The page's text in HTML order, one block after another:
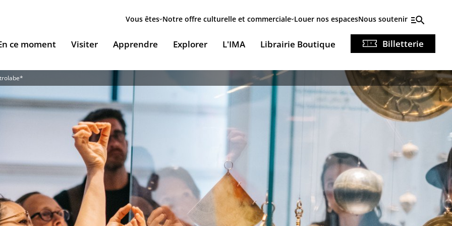
secondaire
Vous êtes Notre offre culturelle et commerciale Louer nos espacesNous soutenir
ce moment
LES RENDEZ-VOUS
Les Jeudis de l’IMA
Ici & Maintenant
Falsafa I Les RDV de la philosophie arabe
Les Samedis de la poésie
Rencontres littéraires de l’IMA
Les escales musicales du musée
Visiter
ACCUEILLENT
Shahid
Café littéraire et self
Apprendre
& PÉDAGOGIE
le monde arabe
pédagogiques
documentaires
le portail documentaire de l'IMA
/ Emprunter des livres et des médias à la
de l'IMA
Explorer L'IMA
Accueillir nos expositions / Host our exhibitions
Ingénierie culturelle
Documents institutionnels
Nous rejoindre / Carrières
Mécènes et sponsors
Nous contacter
Librairie Boutique Billetterie